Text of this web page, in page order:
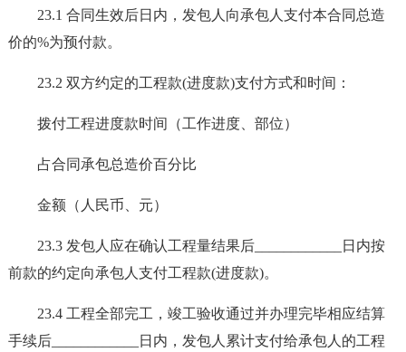
23.1 合同生效后日内，发包人向承包人支付本合同总造
价的%为预付款。
23.2 双方约定的工程款(进度款)支付方式和时间：
拨付工程进度款时间（工作进度、部位）
占合同承包总造价百分比
金额（人民币、元）
23.3 发包人应在确认工程量结果后____________日内按
前款的约定向承包人支付工程款(进度款)。
23.4 工程全部完工，竣工验收通过并办理完毕相应结算
手续后____________日内，发包人累计支付给承包人的工程